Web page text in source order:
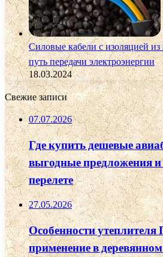
Силовые кабели с изоляцией
путь передачи электроэнергии
18.03.2024
Свежие записи
07.07.2026
Где купить дешевые
выгодные предложения
перелете
27.05.2026
Особенности утеплителя
применение в деревянном